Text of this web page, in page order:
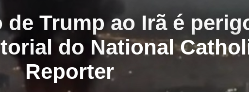
de Trump ao Irã é
do National
Reporter